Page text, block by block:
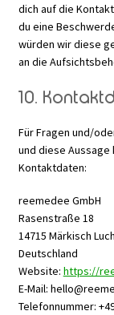
dich auf die
du eine
würden wir diese
an die
10.
Für Fragen und/
und diese
Kontaktdaten:
reemedee GmbH
Rasenstraße 18
14715 Märkisch Luch
Deutschland
Website: https://
E-Mail: hello@
Telefonnummer: